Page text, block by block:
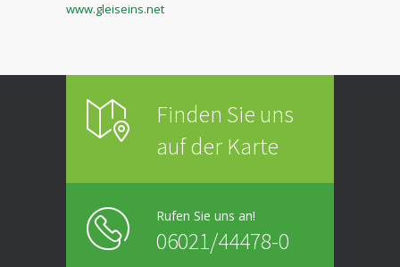
www.gleiseins.net
Finden Sie uns
auf der Karte
Rufen Sie uns an!
06021/44478-0